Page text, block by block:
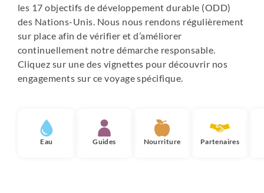
les 17 objectifs de développement durable (ODD)
des Nations-Unis. Nous nous rendons régulièrement
sur place afin de vérifier et d’améliorer
continuellement notre démarche responsable.
Cliquez sur une des vignettes pour découvrir nos
engagements sur ce voyage spécifique.
Eau Guides Nourriture Partenaires